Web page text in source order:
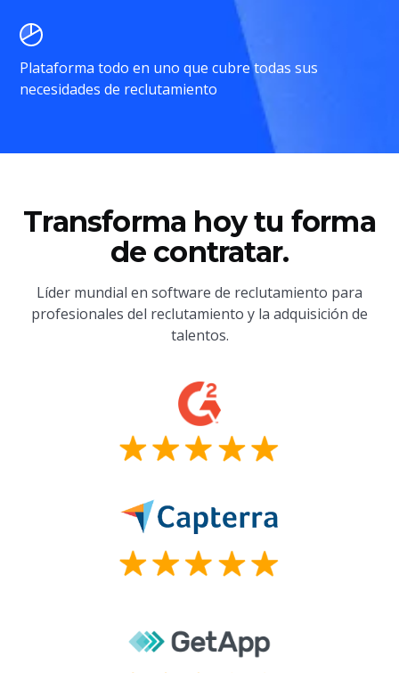
Plataforma todo en uno que cubre todas sus
necesidades de reclutamiento
Transforma hoy tu forma
de contratar.
Líder mundial en software de reclutamiento para
profesionales del reclutamiento y la adquisición de
talentos.